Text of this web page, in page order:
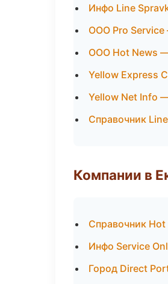
Инфо Line
ООО Pro
ООО Hot News
Yellow Express
Yellow Net Info
Справочник
Компании в
Справочник
Инфо Service
Город Direct